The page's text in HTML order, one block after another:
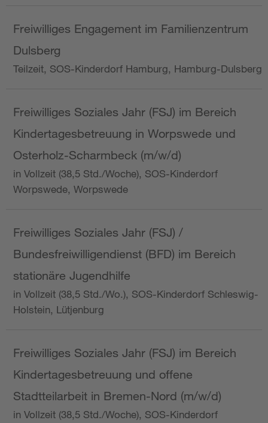
Freiwilliges Engagement im Familienzentrum
Dulsberg
Teilzeit, SOS-Kinderdorf Hamburg, Hamburg-Dulsberg
Freiwilliges Soziales Jahr (FSJ) im Bereich
Kindertagesbetreuung in Worpswede und
Osterholz-Scharmbeck (m/w/d)
in Vollzeit (38,5 Std./Woche), SOS-Kinderdorf
Worpswede, Worpswede
Freiwilliges Soziales Jahr (FSJ) /
Bundesfreiwilligendienst (BFD) im Bereich
stationäre Jugendhilfe
in Vollzeit (38,5 Std./Wo.), SOS-Kinderdorf Schleswig-
Holstein, Lütjenburg
Freiwilliges Soziales Jahr (FSJ) im Bereich
Kindertagesbetreuung und offene
Stadtteilarbeit in Bremen-Nord (m/w/d)
in Vollzeit (38,5 Std./Woche), SOS-Kinderdorf